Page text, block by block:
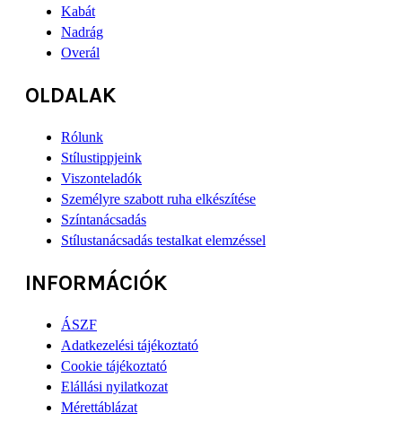
Kabát
Nadrág
Overál
OLDALAK
Rólunk
Stílustippjeink
Viszonteladók
Személyre szabott ruha elkészítése
Színtanácsadás
Stílustanácsadás testalkat elemzéssel
INFORMÁCIÓK
ÁSZF
Adatkezelési tájékoztató
Cookie tájékoztató
Elállási nyilatkozat
Mérettáblázat